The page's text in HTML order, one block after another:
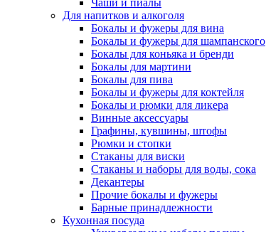
Чаши и пиалы
Для напитков и алкоголя
Бокалы и фужеры для вина
Бокалы и фужеры для шампанского
Бокалы для коньяка и бренди
Бокалы для мартини
Бокалы для пива
Бокалы и фужеры для коктейля
Бокалы и рюмки для ликера
Винные аксессуары
Графины, кувшины, штофы
Рюмки и стопки
Стаканы для виски
Стаканы и наборы для воды, сока
Декантеры
Прочие бокалы и фужеры
Барные принадлежности
Кухонная посуда